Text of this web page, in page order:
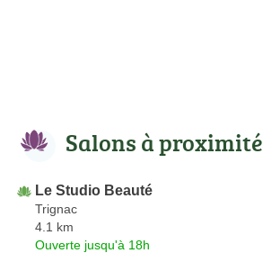
Salons à proximité
Le Studio Beauté
Trignac
4.1 km
Ouverte jusqu'à 18h